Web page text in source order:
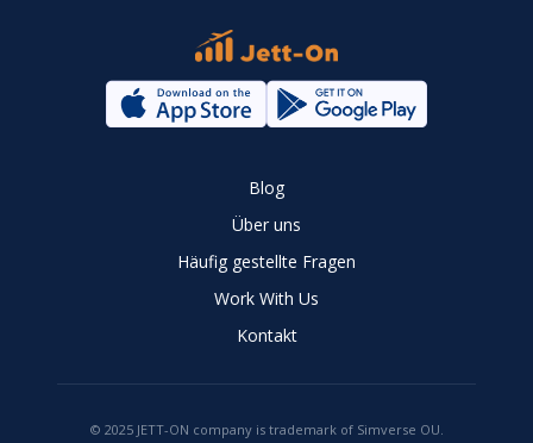
Blog
Über uns
Häufig gestellte Fragen
Work With Us
Kontakt
© 2025 JETT-ON company is trademark of Simverse OU.